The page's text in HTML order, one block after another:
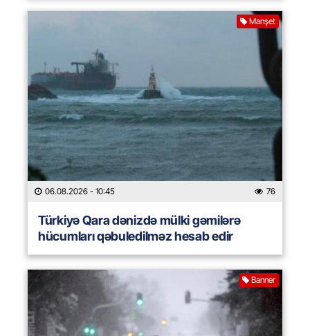
Manşet
06.08.2026 - 10:45 76
Türkiyə Qara dənizdə mülki gəmilərə
hücumları qəbuledilməz hesab edir
Banner